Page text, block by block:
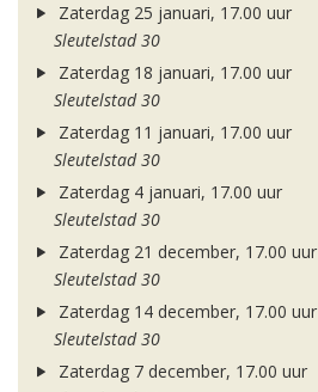
Zaterdag 25 januari, 17.00 uur
Sleutelstad 30
Zaterdag 18 januari, 17.00 uur
Sleutelstad 30
Zaterdag 11 januari, 17.00 uur
Sleutelstad 30
Zaterdag 4 januari, 17.00 uur
Sleutelstad 30
Zaterdag 21 december, 17.00 uur
Sleutelstad 30
Zaterdag 14 december, 17.00 uur
Sleutelstad 30
Zaterdag 7 december, 17.00 uur